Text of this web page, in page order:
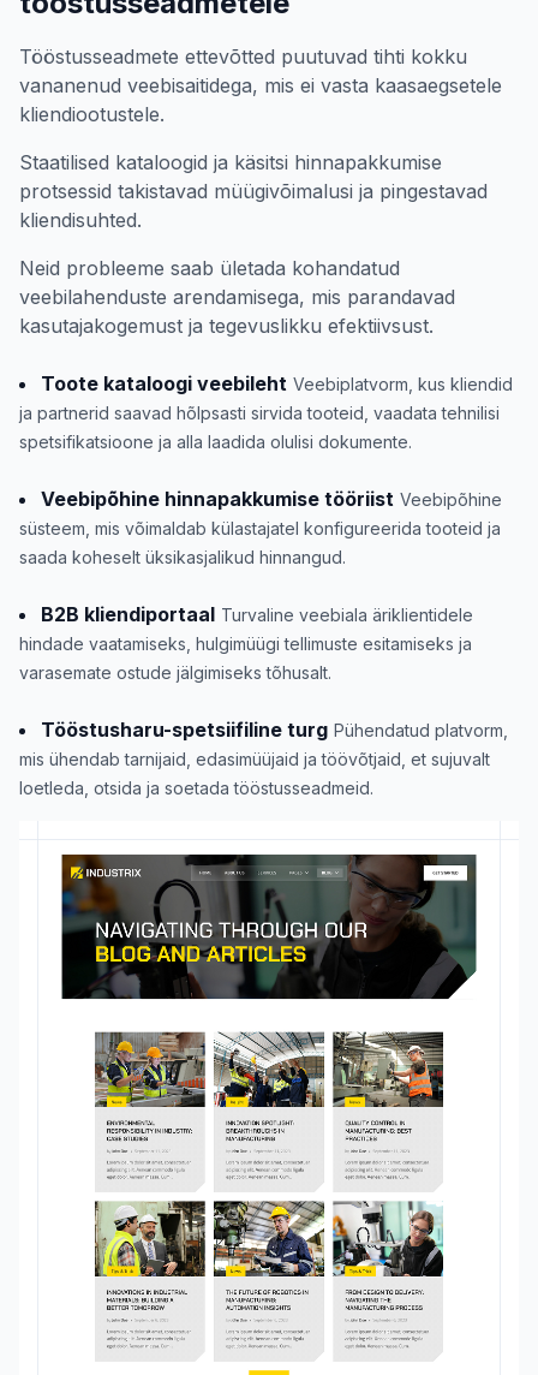
Tööstusseadmete ettevõtted puutuvad tihti kokku
vananenud veebisaitidega, mis ei vasta kaasaegsetele
kliendiootustele.
Staatilised kataloogid ja käsitsi hinnapakkumise
protsessid takistavad müügivõimalusi ja pingestavad
kliendisuhted.
Neid probleeme saab ületada kohandatud
veebilahenduste arendamisega, mis parandavad
kasutajakogemust ja tegevuslikku efektiivsust.
Toote kataloogi veebileht Veebiplatvorm, kus kliendid
ja partnerid saavad hõlpsasti sirvida tooteid, vaadata tehnilisi
spetsifikatsioone ja alla laadida olulisi dokumente.
Veebipõhine hinnapakkumise tööriist Veebipõhine
süsteem, mis võimaldab külastajatel konfigureerida tooteid ja
saada koheselt üksikasjalikud hinnangud.
B2B kliendiportaal Turvaline veebiala äriklientidele
hindade vaatamiseks, hulgimüügi tellimuste esitamiseks ja
varasemate ostude jälgimiseks tõhusalt.
Tööstusharu-spetsiifiline turg Pühendatud platvorm,
mis ühendab tarnijaid, edasimüüjaid ja töövõtjaid, et sujuvalt
loetleda, otsida ja soetada tööstusseadmeid.